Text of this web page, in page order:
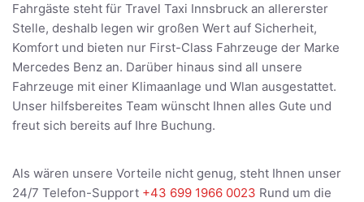
Fahrgäste steht für Travel Taxi Innsbruck an allererster
Stelle, deshalb legen wir großen Wert auf Sicherheit,
Komfort und bieten nur First-Class Fahrzeuge der Marke
Mercedes Benz an. Darüber hinaus sind all unsere
Fahrzeuge mit einer Klimaanlage und Wlan ausgestattet.
Unser hilfsbereites Team wünscht Ihnen alles Gute und
freut sich bereits auf Ihre Buchung.
Als wären unsere Vorteile nicht genug, steht Ihnen unser
24/7 Telefon-Support +43 699 1966 0023 Rund um die